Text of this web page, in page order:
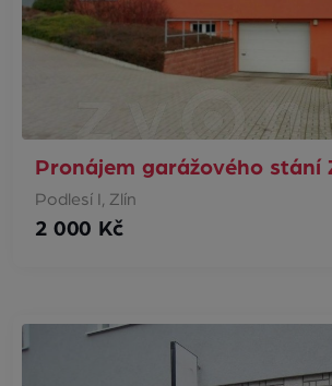
Pronájem garážového stání
Podlesí I, Zlín
2 000 Kč